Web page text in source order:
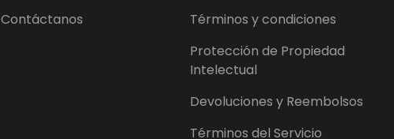
Contáctanos
Términos y condiciones
Protección de Propiedad
Intelectual
Devoluciones y Reembolsos
Términos del Servicio